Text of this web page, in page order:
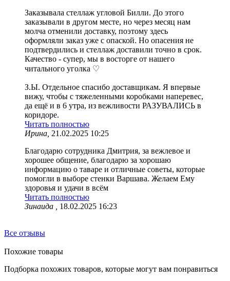
Заказывала стеллаж угловой Билли. До этого
заказывали в другом месте, но через месяц нам
молча отменили доставку, поэтому здесь
оформляли заказ уже с опаской. Но опасения не
подтвердились и стеллаж доставили точно в срок.
Качество - супер, мы в восторге от нашего
читального уголка ♡
З.Ы. Отдельное спасибо доставщикам. Я впервые
вижу, чтобы с тяжеленными коробками наперевес,
да ещё и в 6 утра, из вежливости РАЗУВАЛИСЬ в
коридоре.
Читать полностью
Ирина, 21.02.2025 10:25
Благодарю сотрудника Дмитрия, за вежлевое и
хорошее общение, благодарю за хорошаю
информацию о таваре и отличные советы, которые
помогли в выборе стенки Варшава. Желаем Ему
здоровья и удачи в всём
Читать полностью
Зинаида ,
18.02.2025 16:23
Все отзывы
Похожие товары
Подборка похожих товаров, которые могут вам понравиться